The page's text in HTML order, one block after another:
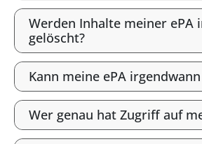
Werden Inhalte meiner ePA
gelöscht?
Kann meine ePA irgendwann
Wer genau hat Zugriff auf